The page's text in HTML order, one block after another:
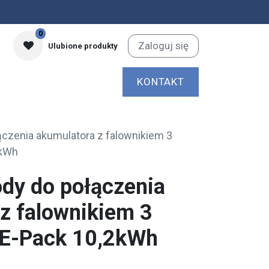
0
Ulubione produkty
Zaloguj się
KONTAKT
akumulatora z falownikiem 3
do połączenia
falownikiem 3
Pack 10,2kWh